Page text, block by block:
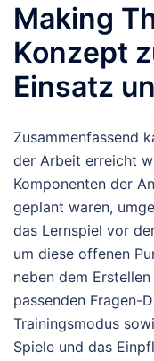
Making
Konzept
Einsatz
Zusammenfassend
der Arbeit erreicht
Komponenten der
geplant waren,
das Lernspiel vor
um diese offenen
neben dem
passenden Fragen-
Trainingsmodus
Spiele und das